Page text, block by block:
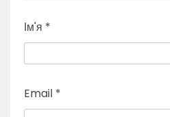
Ім'я *
Email *